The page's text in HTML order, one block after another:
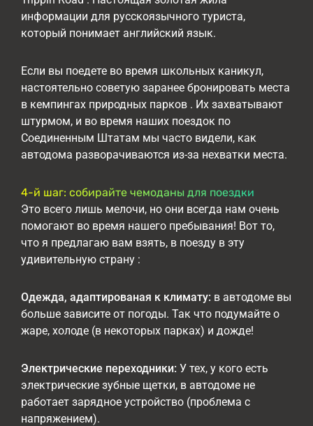
информации для русскоязычного туриста,
который понимает английский язык.
Если вы поедете во время школьных каникул,
настоятельно советую заранее бронировать места
в кемпингах природных парков . Их захватывают
штурмом, и во время наших поездок по
Соединенным Штатам мы часто видели, как
автодома разворачиваются из-за нехватки места.
4-й шаг: собирайте чемоданы для поездки
Это всего лишь мелочи, но они всегда нам очень
помогают во время нашего пребывания! Вот то,
что я предлагаю вам взять, в поезду в эту
удивительную страну :
Одежда, адаптированая к климату: в автодоме вы
больше зависите от погоды. Так что подумайте о
жаре, холоде (в некоторых парках) и дожде!
Электрические переходники: У тех, у кого есть
электрические зубные щетки, в автодоме не
работает зарядное устройство (проблема с
напряжением).